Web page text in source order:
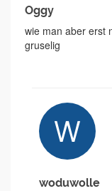
Oggy
wie man aber erst
gruselig
woduwolle